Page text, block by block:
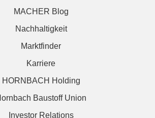
MACHER Blog
Nachhaltigkeit
Marktfinder
Karriere
HORNBACH Holding
Baustoff Union
Investor Relations